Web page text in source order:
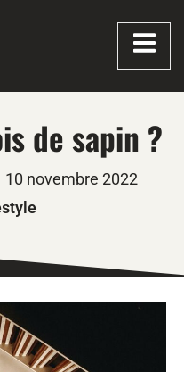
de sapin ?
10 novembre 2022